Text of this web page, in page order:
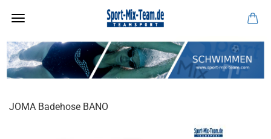
JOMA Badehose BANO